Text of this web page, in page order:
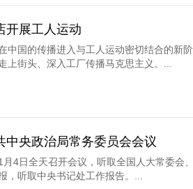
开展工人运动
中国的传播进入与工人运动密切结合的新
上街头、深入工厂传播马克思主义。...
中央政治局常务委员会会议
4日全天召开会议，听取全国人大常委会
，听取中央书记处工作报告。...